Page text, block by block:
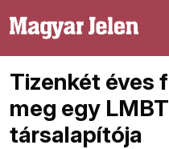
Tizenkét éves
meg egy
társalapítója